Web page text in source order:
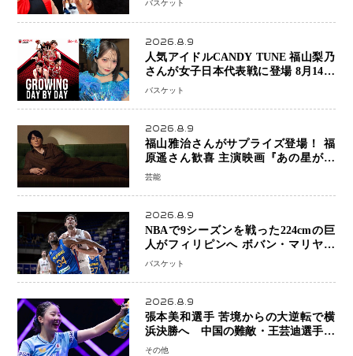
バスケット
2026.8.9
人気アイドルCANDY TUNE 福山梨乃
さんが女子日本代表戦に登場 8月14日
「三井不動産カップ」でスペシャルゲ
信
バスケット
2026.8.9
福山雅治さんがサプライズ登場！ 福
原遥さん歓喜 主演映画『あの星が降
る丘で、君とまた出会いたい。』舞台
芸能
2026.8.9
NBAで9シーズンを戦った224cmの巨
人がフィリピンへ ボバン・マリヤノ
ビッチ ジョーンズカップで新たな挑
バスケット
2026.8.9
張本美和選手 苦境からの大逆転で横
浜決勝へ 中国の難敵・王芸迪選手を
撃破「ここからまた行くぞ」兄・智和
その他